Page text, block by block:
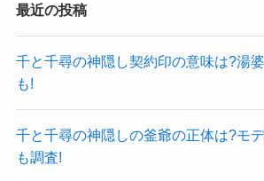
最近の投稿
千と千尋の神隠し契約印の意味は?湯
も!
千と千尋の神隠しの釜爺の正体は?モ
も調査!